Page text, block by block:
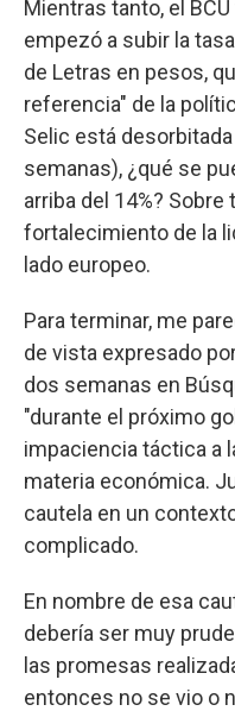
Mientras tanto, el
empezó a subir la
de Letras en pesos,
referencia" de la
Selic está
semanas), ¿qué se
arriba del 14%?
fortalecimiento de la
lado europeo.
Para terminar, me
de vista expresado
dos semanas en
"durante el próximo
impaciencia táctica a
materia económica.
cautela en un
complicado.
En nombre de esa
debería ser muy
las promesas
entonces no se vio o